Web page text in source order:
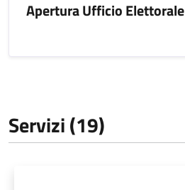
Apertura Ufficio Elettorale
Servizi (19)